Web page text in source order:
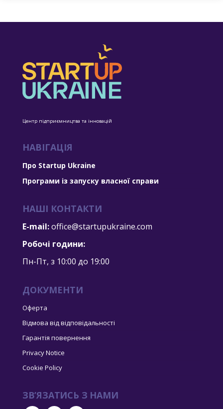
Центр підприємництва та інновацій
НАВІГАЦІЯ
Про Startup Ukraine
Програми із запуску власної справи
НАШІ КОНТАКТИ
E-mail:office@startupukraine.com
Робочі години:
Пн-Пт, з 10:00 дo 19:00
ДОКУМЕНТИ
Оферта
Відмова від відповідальності
Гарантія повернення
Privacy Notice
Cookie Policy
ЗВ’ЯЗАТИСЬ З НАМИ